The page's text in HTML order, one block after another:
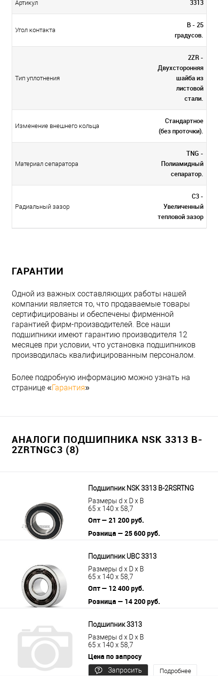
Артикул 3313
Угол контакта
В - 25
градусов.
Тип уплотнения
2ZR -
Двухсторонняя
шайба из
листовой
стали.
Изменение внешнего кольца
Стандартное
(без проточки).
Материал сепаратора
TNG -
Полиамидный
сепаратор.
Радиальный зазор
С3 -
Увеличенный
тепловой зазор
ГАРАНТИИ
Одной из важных составляющих работы нашей
компании является то, что продаваемые товары
сертифицированы и обеспечены фирменной
гарантией фирм-производителей. Все наши
подшипники имеют гарантию производителя 12
месяцев при условии, что установка подшипников
производилась квалифицированным персоналом.
Более подробную информацию можно узнать на
странице «Гарантия»
АНАЛОГИ ПОДШИПНИКА NSK 3313 B-
2ZRTNGC3 (8)
Подшипник NSK 3313 B-2RSRTNG
Размеры d x D x B
65 x 140 x 58,7
Опт — 21 200 руб.
Розница — 25 600 руб.
Подшипник UBC 3313
Размеры d x D x B
65 x 140 x 58,7
Опт — 12 400 руб.
Розница — 14 200 руб.
Подшипник 3313
Размеры d x D x B
65 x 140 x 58,7
Цена по запросу
Запросить
Подробнее